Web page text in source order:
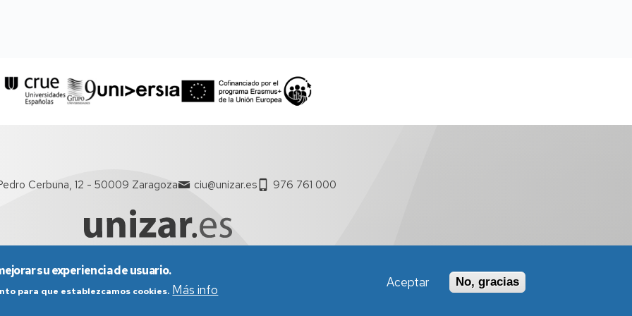
Cerbuna, 12 - 50009 Zaragoza ciu@unizar.es 976 761 000
generales de uso Política de Privacidad Política de Accesibilidad
su experiencia de usuario.
para que establezcamos cookies. Más info Aceptar No, gracias